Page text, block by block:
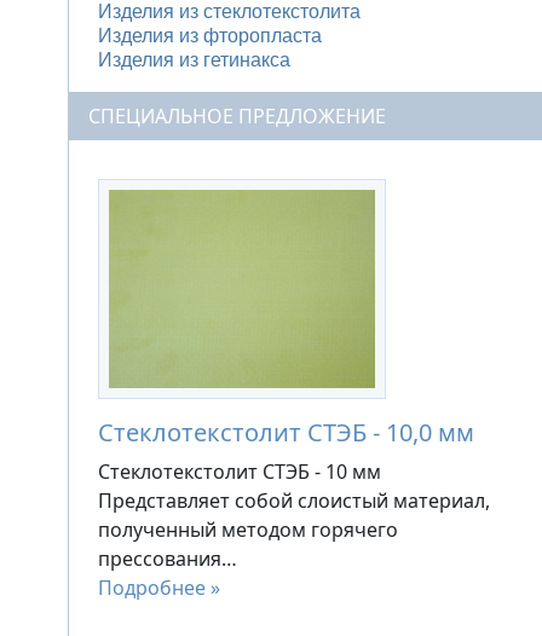
Изделия из стеклотекстолита
Изделия из фторопласта
Изделия из гетинакса
СПЕЦИАЛЬНОЕ ПРЕДЛОЖЕНИЕ
Стеклотекстолит СТЭБ - 10,0 мм
Стеклотекстолит СТЭБ - 10 мм
Представляет собой слоистый материал,
полученный методом горячего
прессования…
Подробнее »